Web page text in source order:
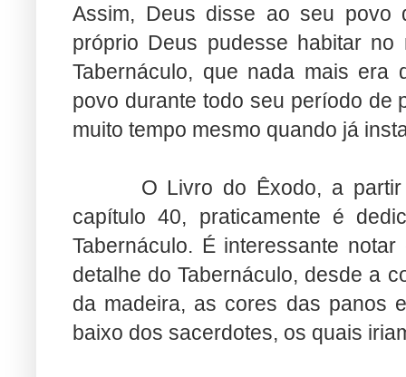
Assim, Deus disse ao seu povo
próprio Deus pudesse habitar
Tabernáculo, que nada mais
povo durante todo seu período de
muito tempo mesmo quando já
O Livro do Êxodo, a
capítulo 40, praticamente é
Tabernáculo. É interessante
detalhe do Tabernáculo, desde a
da madeira, as cores das panos
baixo dos sacerdotes, os quais